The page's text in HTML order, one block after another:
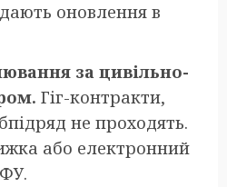
оновлення в
за цивільно-
Гіг-контракти,
не проходять.
або електронний